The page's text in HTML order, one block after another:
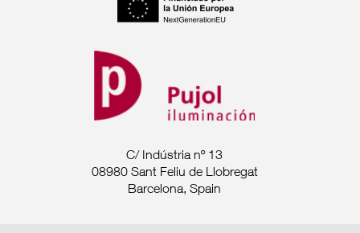
C/ Indústria nº 13
08980 Sant Feliu de Llobregat
Barcelona, Spain